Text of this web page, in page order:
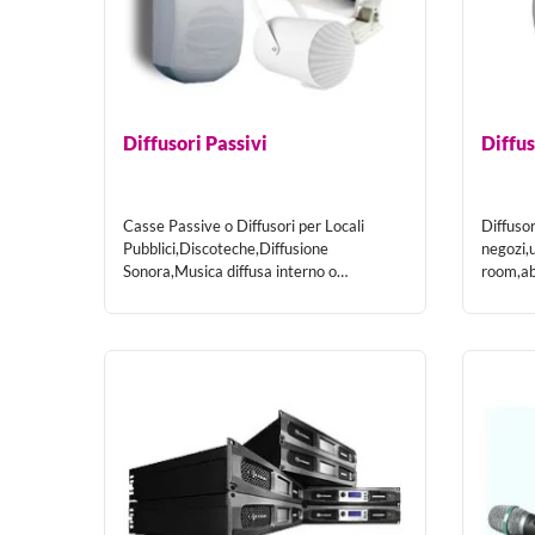
Per ogni prodotto provvediamo ad una
manuali in Italiano ove possibile.
mercato spesso invaso da pirati ed avventurieri
Tra le categorie è particolarmente
Troverai delle soluzioni studiate e collaudate per
il Karaoke o il Piano Bar, fino ad arrivare agli
Diffusori Passivi
Casse Passive o Diffusori per Locali
Pubblici,Discoteche,Diffusione
Sonora,Musica diffusa interno o
8,16